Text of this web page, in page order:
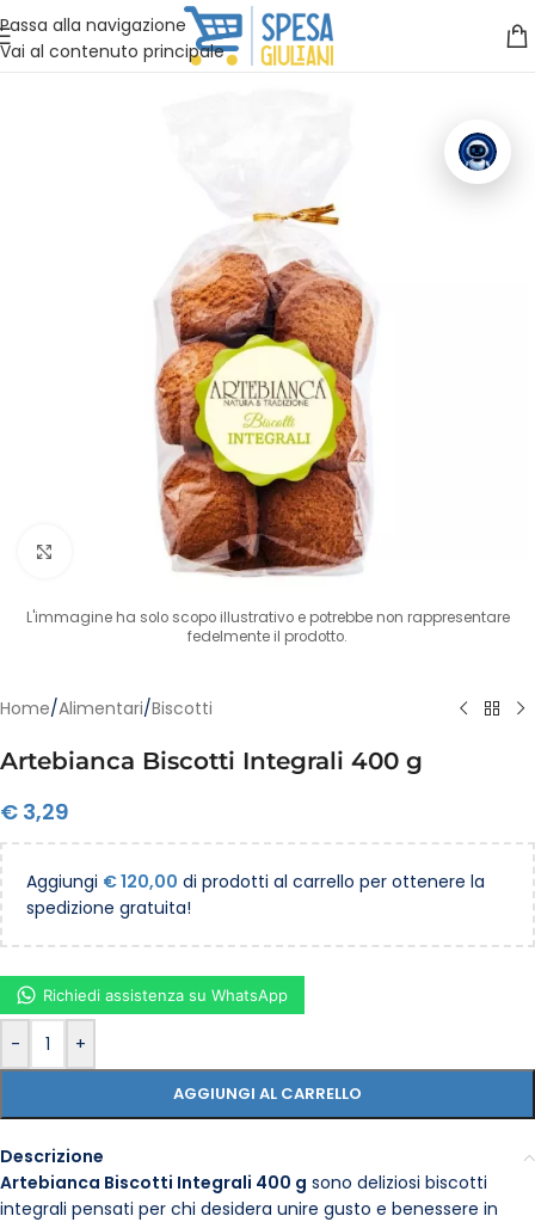
Passa alla navigazione
Vai al contenuto principale
Vuoi assistenza?Clicca qui e ti richiamiamo noi
Clicca per ingrandire
L'immagine ha solo scopo illustrativo e potrebbe non rappresentare
fedelmente il prodotto.
Home/Alimentari/Biscotti
Artebianca Biscotti Integrali 400 g
€ 3,29
Aggiungi €120,00 di prodotti al carrello per ottenere la
spedizione gratuita!
- +
AGGIUNGI AL CARRELLO
Richiedi assistenza su WhatsApp
Descrizione
Artebianca Biscotti Integrali 400 g sono deliziosi biscotti
integrali pensati per chi desidera unire gusto e benessere in